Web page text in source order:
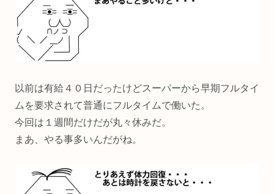
以前は有給４０日だったけどスーパーから早期フルタイ
ムを要求されて普通にフルタイムで働いた。
今回は１週間だけだが丸々休みだ。
まあ、やる事多いんだがね。